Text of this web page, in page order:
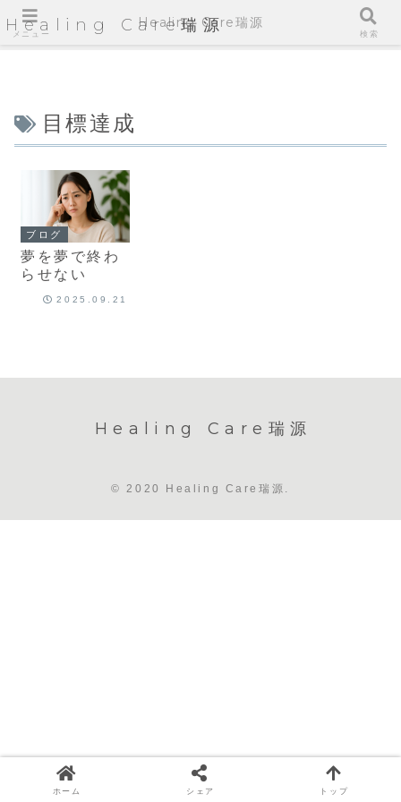
Healing Care瑞源
目標達成
ブログ
夢を夢で終わ
らせない
2025.09.21
Healing Care瑞源
© 2020 Healing Care瑞源.
メニュー
Healing Care瑞源
検索
ホーム シェア トップ